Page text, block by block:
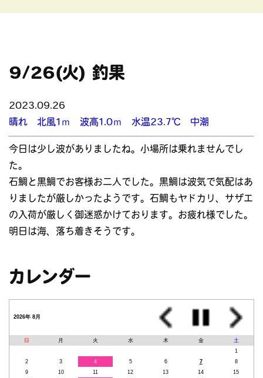
9/26(火) 釣果
2023.09.26
晴れ 北風1ｍ 波高1.0ｍ 水温23.7℃ 中潮
今日は少し波がありましたね。小場所は乗れませんでし
た。
石鯛と黒鯛でお客様お二人でした。黒鯛は波気で気配はあ
りましたが厳しかったようです。石鯛もヤドカリ、サザエ
の入荷が厳しく御迷惑かけております。お疲れ様でした。
明日は海、落ち着きそうです。
カレンダー
2026年 8月
日 月 火 水 木 金
土
1
2
3 4 5 6 7
8
9
10 11 12 13 14
15